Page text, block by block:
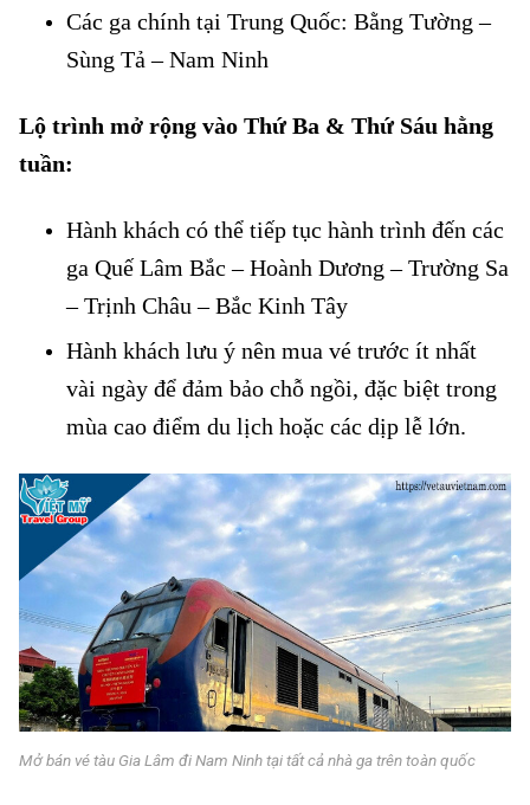
Các ga chính tại Trung Quốc: Bằng Tường –
Sùng Tả – Nam Ninh
Lộ trình mở rộng vào Thứ Ba & Thứ Sáu hằng
tuần:
Hành khách có thể tiếp tục hành trình đến các
ga Quế Lâm Bắc – Hoành Dương – Trường Sa
– Trịnh Châu – Bắc Kinh Tây
Hành khách lưu ý nên mua vé trước ít nhất
vài ngày để đảm bảo chỗ ngồi, đặc biệt trong
mùa cao điểm du lịch hoặc các dịp lễ lớn.
Mở bán vé tàu Gia Lâm đi Nam Ninh tại tất cả nhà ga trên toàn quốc